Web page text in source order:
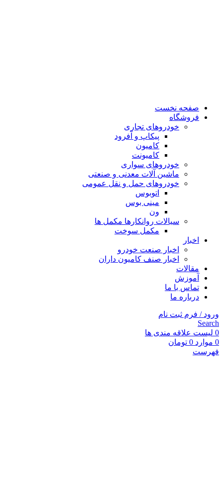
صفحه نخست
فروشگاه
خودروهای تجاری
پیکاپ و آفرود
کامیون
کامیونت
خودروهای سواری
ماشین آلات معدنی و صنعتی
خودروهای حمل و نقل عمومی
اتوبوس
مینی بوس
ون
سیالات روانکارها مکمل ها
مکمل سوخت
اخبار
اخبار صنعت خودرو
اخبار صنف کامیون داران
مقالات
آموزش
تماس با ما
درباره ما
ورود / فرم ثبت نام
Search
0 لیست علاقه مندی ها
0 موارد 0 تومان
فهرست